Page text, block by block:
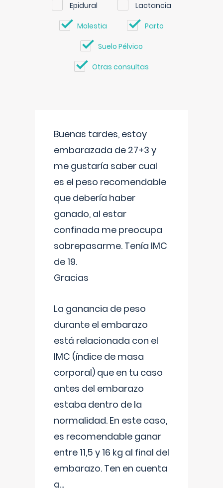
Epidural Lactancia
Molestia Parto
Suelo Pélvico
Otras consultas
Buenas tardes, estoy
embarazada de 27+3 y
me gustaría saber cual
es el peso recomendable
que debería haber
ganado, al estar
confinada me preocupa
sobrepasarme. Tenía IMC
de 19.
Gracias
La ganancia de peso
durante el embarazo
está relacionada con el
IMC (índice de masa
corporal) que en tu caso
antes del embarazo
estaba dentro de la
normalidad. En este caso,
es recomendable ganar
entre 11,5 y 16 kg al final del
embarazo. Ten en cuenta
q...